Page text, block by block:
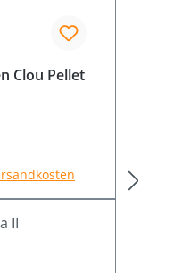
Clou Pellet